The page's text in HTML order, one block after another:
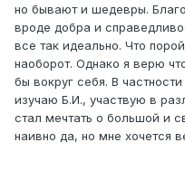
но бывают и шедевры.
вроде добра и
все так идеально. Что
наоборот. Однако я верю
бы вокруг себя. В
изучаю Б.И., участвую в
стал мечтать о большой и
наивно да, но мне хочется